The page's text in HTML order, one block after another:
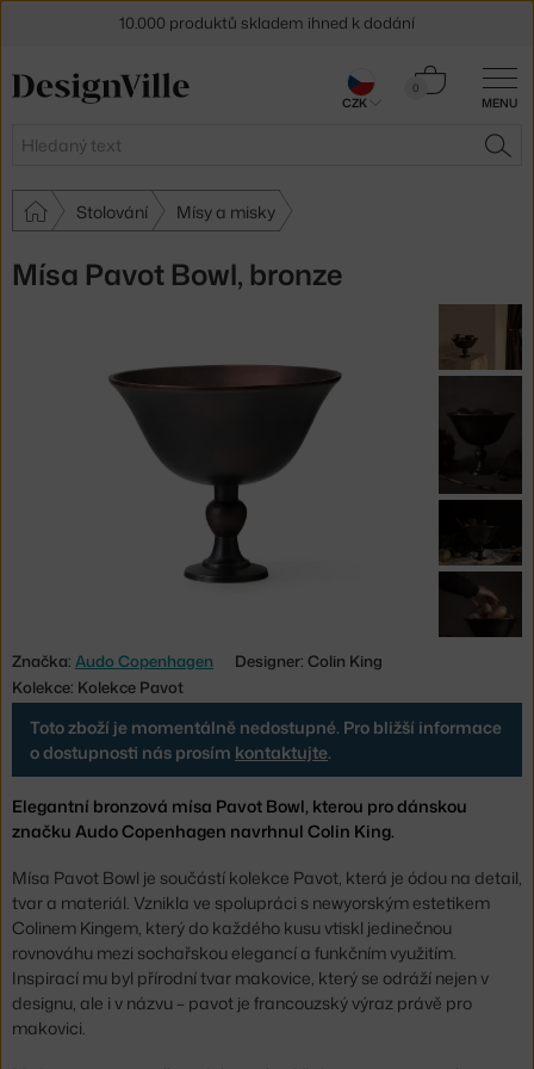
MENU
Hledat
0
Košík
Stolování Mísy a misky
Mísa Pavot Bowl, bronze
Značka: Audo Copenhagen
Designer: Colin King
Kolekce: Kolekce Pavot
Toto zboží je momentálně nedostupné. Pro bližší informace
o dostupnosti nás prosím kontaktujte.
Elegantní bronzová mísa Pavot Bowl, kterou pro dánskou
značku Audo Copenhagen navrhnul Colin King.
Mísa Pavot Bowl je součástí kolekce Pavot, která je ódou na detail,
tvar a materiál. Vznikla ve spolupráci s newyorským estetikem
Colinem Kingem, který do každého kusu vtiskl jedinečnou
rovnováhu mezi sochařskou elegancí a funkčním využitím.
Inspirací mu byl přírodní tvar makovice, který se odráží nejen v
designu, ale i v názvu – pavot je francouzský výraz právě pro
makovici.
10.000 produktů skladem ihned k dodání
Sleva 5 % pro odběratele
CZK